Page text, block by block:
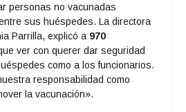
personas no vacunadas
sus huéspedes. La directora
Parrilla, explicó a 970
ver con querer dar seguridad
como a los funcionarios.
responsabilidad como
la vacunación».